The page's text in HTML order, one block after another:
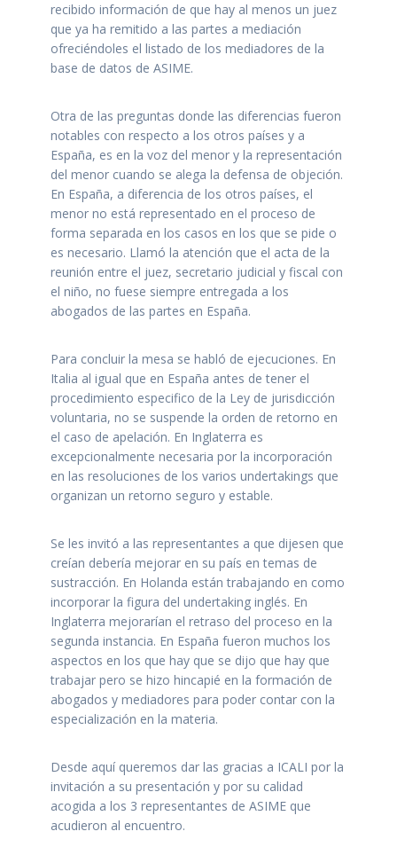
recibido información de que hay al menos un juez
que ya ha remitido a las partes a mediación
ofreciéndoles el listado de los mediadores de la
base de datos de ASIME.
Otra de las preguntas donde las diferencias fueron
notables con respecto a los otros países y a
España, es en la voz del menor y la representación
del menor cuando se alega la defensa de objeción.
En España, a diferencia de los otros países, el
menor no está representado en el proceso de
forma separada en los casos en los que se pide o
es necesario. Llamó la atención que el acta de la
reunión entre el juez, secretario judicial y fiscal con
el niño, no fuese siempre entregada a los
abogados de las partes en España.
Para concluir la mesa se habló de ejecuciones. En
Italia al igual que en España antes de tener el
procedimiento especifico de la Ley de jurisdicción
voluntaria, no se suspende la orden de retorno en
el caso de apelación. En Inglaterra es
excepcionalmente necesaria por la incorporación
en las resoluciones de los varios undertakings que
organizan un retorno seguro y estable.
Se les invitó a las representantes a que dijesen que
creían debería mejorar en su país en temas de
sustracción. En Holanda están trabajando en como
incorporar la figura del undertaking inglés. En
Inglaterra mejorarían el retraso del proceso en la
segunda instancia. En España fueron muchos los
aspectos en los que hay que se dijo que hay que
trabajar pero se hizo hincapié en la formación de
abogados y mediadores para poder contar con la
especialización en la materia.
Desde aquí queremos dar las gracias a ICALI por la
invitación a su presentación y por su calidad
acogida a los 3 representantes de ASIME que
acudieron al encuentro.